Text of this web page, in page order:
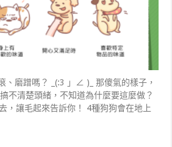
、磨蹭嗎？ _(:3 」∠ )_ 那傻氣的樣子，
不清楚頭緒，不知道為什麼要這麼做？
讓毛起來告訴你！ 4種狗狗會在地上